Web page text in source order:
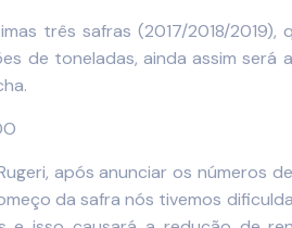
três safras (2017/2018/
de toneladas, ainda assim
após anunciar os
da safra nós tivemos